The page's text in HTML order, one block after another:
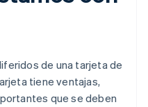
de una tarjeta de
tiene ventajas,
que se deben